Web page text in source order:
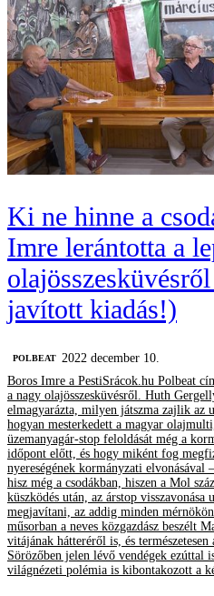
Ki ne hinne a
Imre lerántotta a
javított kiadás!)
‎POLBEAT
2022 december 10.
Boros Imre a PestiSrácok.hu Polbeat
a nagy olajösszesküvésről. Huth
elmagyarázta, milyen játszma zajlik az
hogyan mesterkedett a magyar
üzemanyagár-stop feloldását még a
időpont előtt, és hogy miként fog
nyereségének kormányzati
hisz még a csodákban, hiszen a Mol
küszködés után, az árstop
megjavítani, az addig minden
műsorban a neves közgazdász beszélt
vitájának hátteréről is, és
Sörözőben jelen lévő vendégek ezúttal
világnézeti polémia is kibontakozott a